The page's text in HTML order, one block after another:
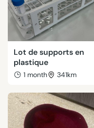
Lot de supports en
plastique
1 month 341km